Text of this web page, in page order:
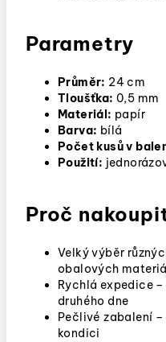
Parametry
Průměr: 24 cm
Tloušťka: 0,5 mm
Materiál: papír
Barva: bílá
Počet kusů v
Použití:
Proč
Velký výběr
obalových
Rychlá expedice
druhého dne
Pečlivé zabalení
kondici